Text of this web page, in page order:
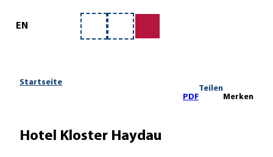
EN
Merkzettel
Suche
Startseite
PDF
Teilen
Merken
Hotel Kloster Haydau